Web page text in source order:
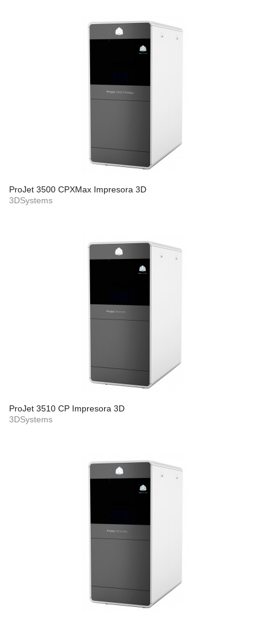
ProJet 3500 CPXMax Impresora 3D
3DSystems
ProJet 3510 CP Impresora 3D
3DSystems